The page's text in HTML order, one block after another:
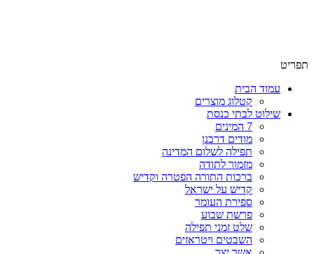
תפריט
עמוד הבית
קטלוג מוצרים
שילוט לבתי כנסת
7 המינים
מודים דרבנן
תפילה לשלום המדינה
מזמור לתודה
ברכות התורה הפטרה וקדיש
קדיש על ישראל
ספירת העומר
פרשת שבוע
שלט זמני תפילה
השבטים ויטראזים